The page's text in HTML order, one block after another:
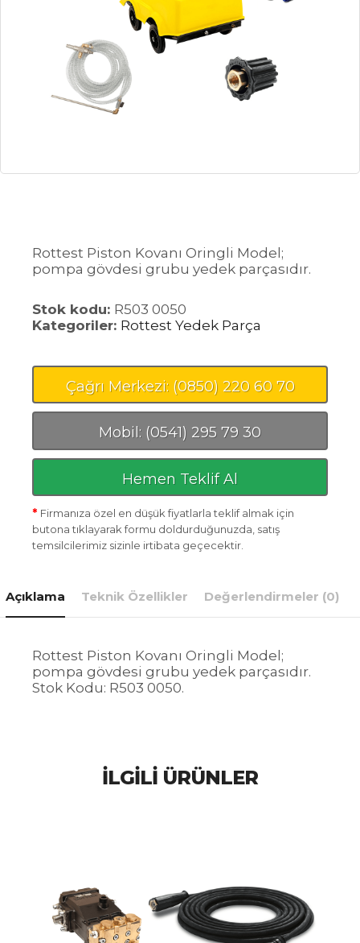
Rottest Piston Kovanı Oringli Model;
pompa gövdesi grubu yedek parçasıdır.
Stok kodu: R503 0050
Kategoriler: Rottest Yedek Parça
Çağrı Merkezi: (0850) 220 60 70
Mobil: (0541) 295 79 30
Hemen Teklif Al
* Firmanıza özel en düşük fiyatlarla teklif almak için
butona tıklayarak formu doldurduğunuzda, satış
temsilcilerimiz sizinle irtibata geçecektir.
Açıklama Teknik Özellikler Değerlendirmeler (0)
Rottest Piston Kovanı Oringli Model;
pompa gövdesi grubu yedek parçasıdır.
Stok Kodu: R503 0050.
İLGILI ÜRÜNLER